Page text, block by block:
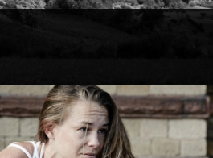
|
| Fotografie &